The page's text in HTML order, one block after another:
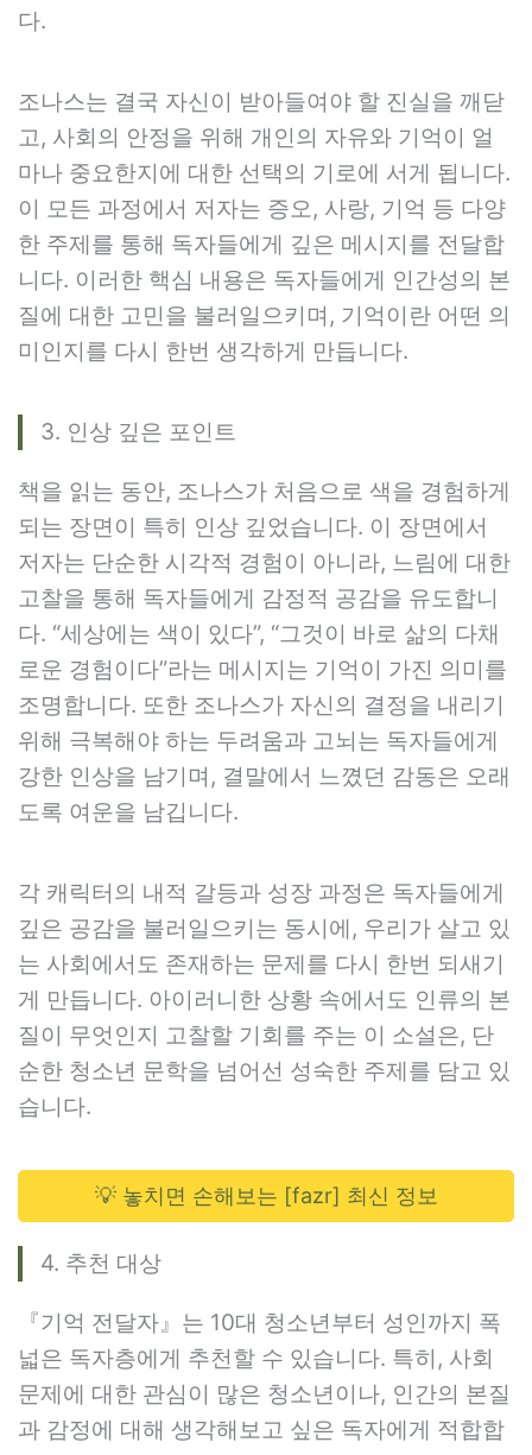
다.
조나스는 결국 자신이 받아들여야 할 진실을 깨닫
고, 사회의 안정을 위해 개인의 자유와 기억이 얼
마나 중요한지에 대한 선택의 기로에 서게 됩니다.
이 모든 과정에서 저자는 증오, 사랑, 기억 등 다양
한 주제를 통해 독자들에게 깊은 메시지를 전달합
니다. 이러한 핵심 내용은 독자들에게 인간성의 본
질에 대한 고민을 불러일으키며, 기억이란 어떤 의
미인지를 다시 한번 생각하게 만듭니다.
3. 인상 깊은 포인트
책을 읽는 동안, 조나스가 처음으로 색을 경험하게
되는 장면이 특히 인상 깊었습니다. 이 장면에서
저자는 단순한 시각적 경험이 아니라, 느림에 대한
고찰을 통해 독자들에게 감정적 공감을 유도합니
다. “세상에는 색이 있다”, “그것이 바로 삶의 다채
로운 경험이다”라는 메시지는 기억이 가진 의미를
조명합니다. 또한 조나스가 자신의 결정을 내리기
위해 극복해야 하는 두려움과 고뇌는 독자들에게
강한 인상을 남기며, 결말에서 느꼈던 감동은 오래
도록 여운을 남깁니다.
각 캐릭터의 내적 갈등과 성장 과정은 독자들에게
깊은 공감을 불러일으키는 동시에, 우리가 살고 있
는 사회에서도 존재하는 문제를 다시 한번 되새기
게 만듭니다. 아이러니한 상황 속에서도 인류의 본
질이 무엇인지 고찰할 기회를 주는 이 소설은, 단
순한 청소년 문학을 넘어선 성숙한 주제를 담고 있
습니다.
💡 놓치면 손해보는 [fazr] 최신 정보
4. 추천 대상
『기억 전달자』는 10대 청소년부터 성인까지 폭
넓은 독자층에게 추천할 수 있습니다. 특히, 사회
문제에 대한 관심이 많은 청소년이나, 인간의 본질
과 감정에 대해 생각해보고 싶은 독자에게 적합합